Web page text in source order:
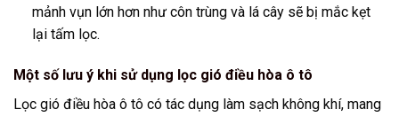
mảnh vụn lớn hơn như côn trùng và lá cây sẽ bị mắc kẹt
lại tấm lọc.
Một số lưu ý khi sử dụng lọc gió điều hòa ô tô
Lọc gió điều hòa ô tô có tác dụng làm sạch không khí, mang